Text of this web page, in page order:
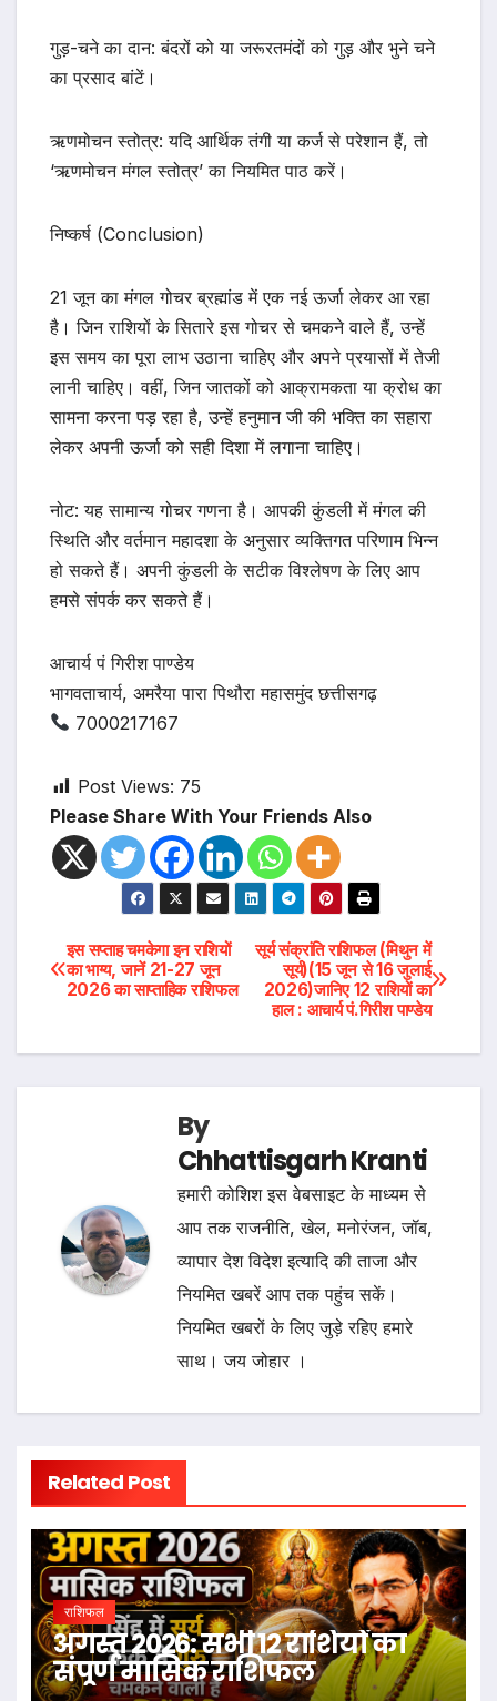
गुड़-चने का दान: बंदरों को या जरूरतमंदों को गुड़ और भुने चने
का प्रसाद बांटें।
ऋणमोचन स्तोत्र: यदि आर्थिक तंगी या कर्ज से परेशान हैं, तो
‘ऋणमोचन मंगल स्तोत्र’ का नियमित पाठ करें।
निष्कर्ष (Conclusion)
21 जून का मंगल गोचर ब्रह्मांड में एक नई ऊर्जा लेकर आ रहा
है। जिन राशियों के सितारे इस गोचर से चमकने वाले हैं, उन्हें
इस समय का पूरा लाभ उठाना चाहिए और अपने प्रयासों में तेजी
लानी चाहिए। वहीं, जिन जातकों को आक्रामकता या क्रोध का
सामना करना पड़ रहा है, उन्हें हनुमान जी की भक्ति का सहारा
लेकर अपनी ऊर्जा को सही दिशा में लगाना चाहिए।
नोट: यह सामान्य गोचर गणना है। आपकी कुंडली में मंगल की
स्थिति और वर्तमान महादशा के अनुसार व्यक्तिगत परिणाम भिन्न
हो सकते हैं। अपनी कुंडली के सटीक विश्लेषण के लिए आप
हमसे संपर्क कर सकते हैं।
आचार्य पं गिरीश पाण्डेय
भागवताचार्य, अमरैया पारा पिथौरा महासमुंद छत्तीसगढ़
7000217167
Post Views: 75
Please Share With Your Friends Also
Post
navigation
सूर्य संक्रांति राशिफल (मिथुन में
सूर्य)(15 जून से 16 जुलाई
2026)जानिए 12 राशियों का
हाल : आचार्य पं.गिरीश पाण्डेय
इस सप्ताह चमकेगा इन राशियों
का भाग्य, जानें 21-27 जून
2026 का साप्ताहिक राशिफल
By
Chhattisgarh Kranti
हमारी कोशिश इस वेबसाइट के माध्यम से
आप तक राजनीति, खेल, मनोरंजन, जॉब,
व्यापार देश विदेश इत्यादि की ताजा और
नियमित खबरें आप तक पहुंच सकें।
नियमित खबरों के लिए जुड़े रहिए हमारे
साथ। जय जोहार ।
Related Post
राशिफल
अगस्त 2026: सभी 12 राशियों का
संपूर्ण मासिक राशिफल